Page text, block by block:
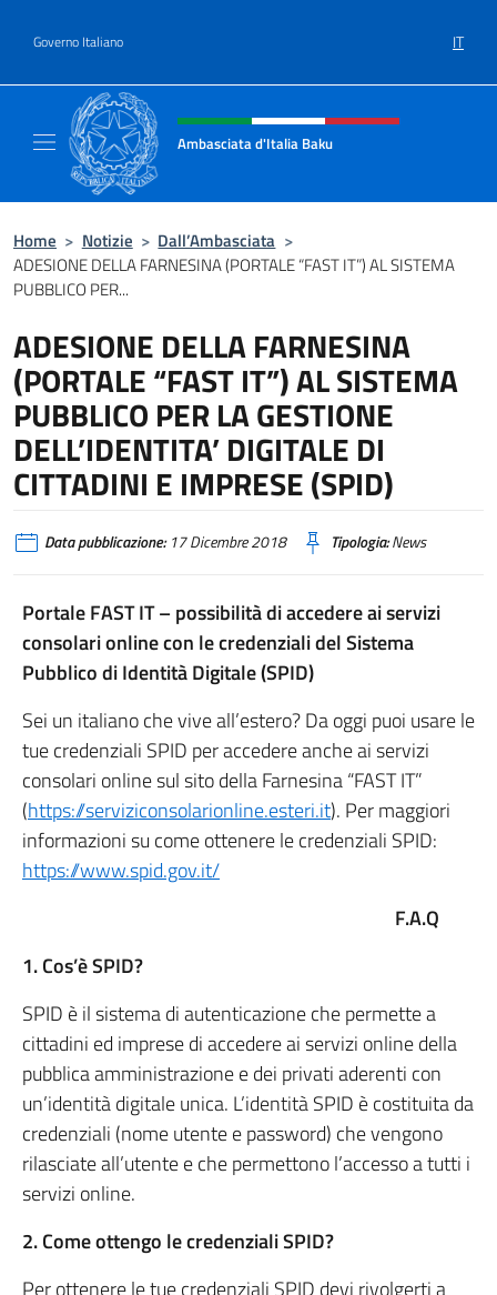
Governo Italiano IT
Intestazione sito, social e menù
Ambasciata d'Italia Baku
Home > Notizie > Dall’Ambasciata >
ADESIONE DELLA FARNESINA (PORTALE “FAST IT”) AL SISTEMA
PUBBLICO PER...
ADESIONE DELLA FARNESINA
(PORTALE “FAST IT”) AL SISTEMA
PUBBLICO PER LA GESTIONE
DELL’IDENTITA’ DIGITALE DI
CITTADINI E IMPRESE (SPID)
Data pubblicazione:17 Dicembre 2018 Tipologia:News
Portale FAST IT – possibilità di accedere ai servizi
consolari online con le credenziali del Sistema
Pubblico di Identità Digitale (SPID)
Sei un italiano che vive all’estero? Da oggi puoi usare le
tue credenziali SPID per accedere anche ai servizi
consolari online sul sito della Farnesina “FAST IT”
(https://serviziconsolarionline.esteri.it). Per maggiori
informazioni su come ottenere le credenziali SPID:
https://www.spid.gov.it/
F.A.Q
1. Cos’è SPID?
SPID è il sistema di autenticazione che permette a
cittadini ed imprese di accedere ai servizi online della
pubblica amministrazione e dei privati aderenti con
un’identità digitale unica. L’identità SPID è costituita da
credenziali (nome utente e password) che vengono
rilasciate all’utente e che permettono l’accesso a tutti i
servizi online.
2. Come ottengo le credenziali SPID?
Per ottenere le tue credenziali SPID devi rivolgerti a